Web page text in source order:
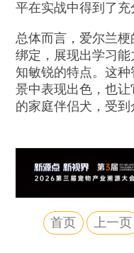
平在实战中得到了充
总体而言，爱尔兰
绑定，展现出学习
知敏锐的特点。这
景中表现出色，也
的家庭伴侣犬，受到
首页 上一页